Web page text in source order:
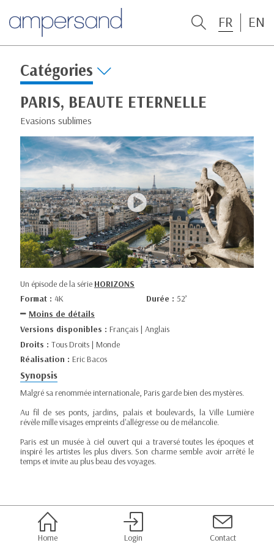
FR EN
Catégories
PARIS, BEAUTE ETERNELLE
Evasions sublimes
Un épisode de la série HORIZONS
Format : 4K Durée : 52’
Moins de détails
Versions disponibles : Français | Anglais
Droits : Tous Droits | Monde
Réalisation : Eric Bacos
Synopsis
Malgré sa renommée internationale, Paris garde bien des mystères.
Au fil de ses ponts, jardins, palais et boulevards, la Ville Lumière
révèle mille visages empreints d'allégresse ou de mélancolie.
Paris est un musée à ciel ouvert qui a traversé toutes les époques et
inspiré les artistes les plus divers. Son charme semble avoir arrêté le
temps et invite au plus beau des voyages.
Home Login Contact